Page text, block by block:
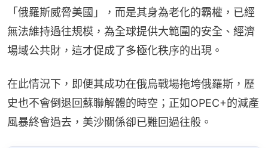
「俄羅斯威脅美國」，而是其身為老化的霸權，已經
無法維持過往規模，為全球提供大範圍的安全、經濟
場域公共財，這才促成了多極化秩序的出現。
在此情況下，即便其成功在俄烏戰場拖垮俄羅斯，歷
史也不會倒退回蘇聯解體的時空；正如OPEC+的減產
風暴終會過去，美沙關係卻已難回過往般。